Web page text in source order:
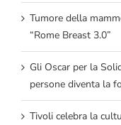
Tumore della
“Rome Breast 3.0”
Gli Oscar per la
persone diventa la
Tivoli celebra la